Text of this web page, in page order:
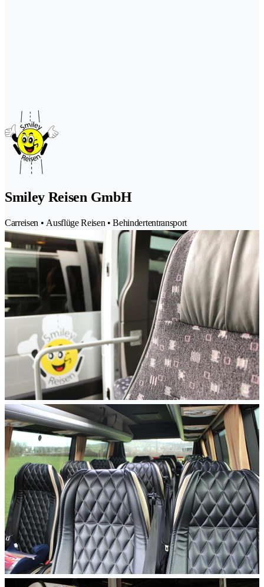
Smiley Reisen GmbH
Carreisen • Ausflüge Reisen • Behindertentransport